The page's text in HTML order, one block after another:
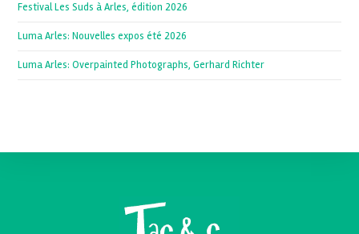
Festival Les Suds à Arles, édition 2026
Luma Arles: Nouvelles expos été 2026
Luma Arles: Overpainted Photographs, Gerhard Richter